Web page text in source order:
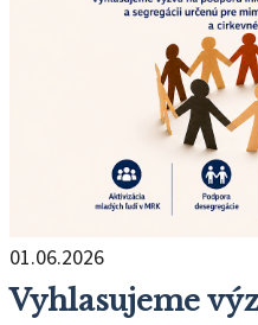
01.06.2026
Vyhlasujeme